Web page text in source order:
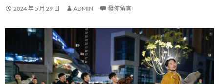
2024 年 5 月 29 日 ADMIN 發佈留言